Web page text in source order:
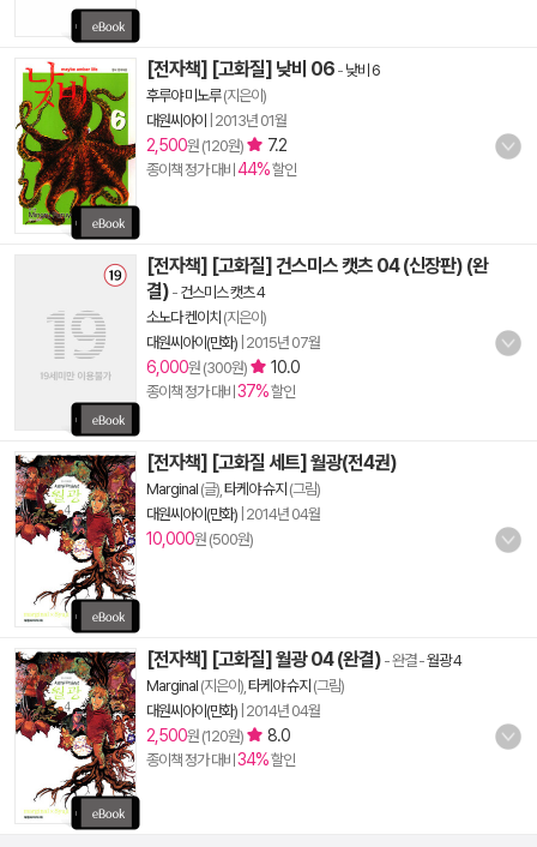
[전자책] [고화질] 낮비 06 - 낮비 6
후루야 미노루(지은이)
대원씨아이
2013년 01월
2,500원 (120원) 7.2
종이책 정가 대비 44%할인
[전자책] [고화질] 건스미스 캣츠 04 (신장판) (완
결) - 건스미스 캣츠 4
소노다 켄이치 (지은이)
대원씨아이(만화) 2015년 07월
6,000원 (300원) 10.0
종이책 정가 대비 37%할인
[전자책] [고화질 세트] 월광(전4권)
Marginal (글), 타케야 슈지 (그림)
대원씨아이(만화) 2014년 04월
10,000원 (500원)
[전자책] [고화질] 월광 04 (완결) - 완결-월광 4
Marginal (지은이), 타케야 슈지 (그림)
대원씨아이(만화) 2014년 04월
2,500원 (120원) 8.0
종이책 정가 대비 34%할인